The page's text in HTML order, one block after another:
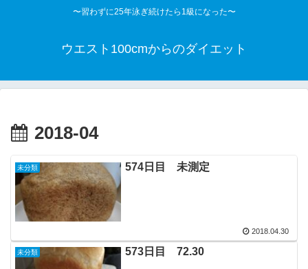
〜習わずに25年泳ぎ続けたら1級になった〜
ウエスト100cmからのダイエット
2018-04
未分類 574日目 未測定
2018.04.30
未分類 573日目 72.30